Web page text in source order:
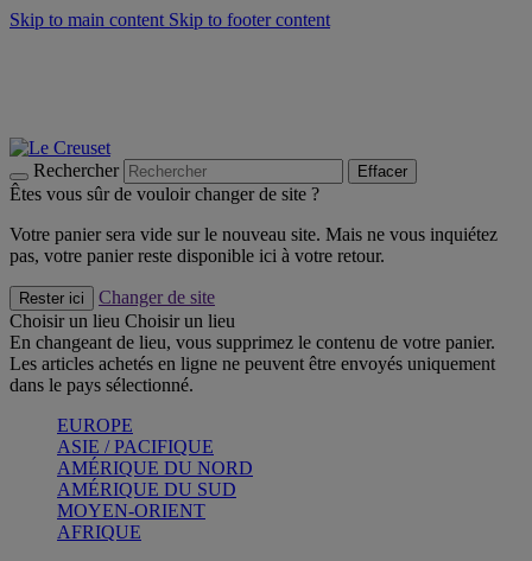
Skip to main content Skip to footer content
Rechercher Effacer
Êtes vous sûr de vouloir changer de site ?
Votre panier sera vide sur le nouveau site. Mais ne vous inquiétez
pas, votre panier reste disponible ici à votre retour.
Rester ici
Changer de site
Choisir un lieu Choisir un lieu
En changeant de lieu, vous supprimez le contenu de votre panier.
Les articles achetés en ligne ne peuvent être envoyés uniquement
dans le pays sélectionné.
EUROPE
ASIE / PACIFIQUE
AMÉRIQUE DU NORD
AMÉRIQUE DU SUD
MOYEN-ORIENT
AFRIQUE